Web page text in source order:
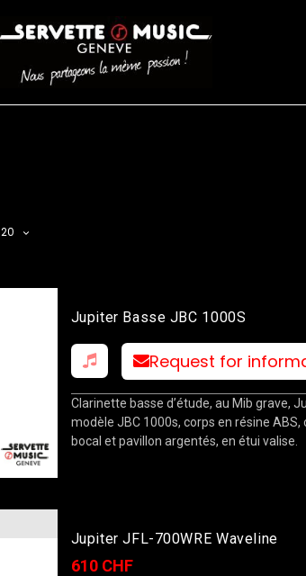
20
Jupiter Basse JBC 1000S
Request for
Clarinette basse d’étude, au Mib grave,
modèle JBC 1000s, corps en résine ABS,
bocal et pavillon argentés, en étui valise.
Jupiter JFL-700WRE Waveline
610 CHF